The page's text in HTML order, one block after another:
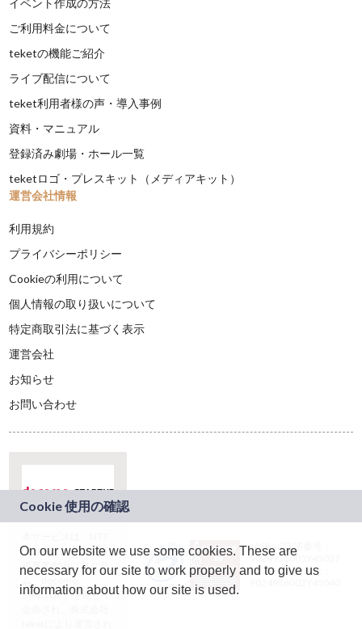
イベント作成の方法
ご利用料金について
teketの機能ご紹介
ライブ配信について
teket利用者様の声・導入事例
資料・マニュアル
登録済み劇場・ホール一覧
teketロゴ・プレスキット（メディアキット）
運営会社情報
利用規約
プライバシーポリシー
Cookieの利用について
個人情報の取り扱いについて
特定商取引法に基づく表示
運営会社
お知らせ
お問い合わせ
ドコモグループの新
規事業創出プログラ
ム「docomo
STARTUP」を通じて
JASRAC許諾番号：
9024936001Y45037
JASRAC許諾番号：
On our website we use some cookies. These are
necessary for our site to work properly and to give us
information about how our site is used.